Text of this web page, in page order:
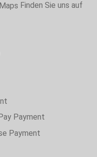
Finden Sie uns auf